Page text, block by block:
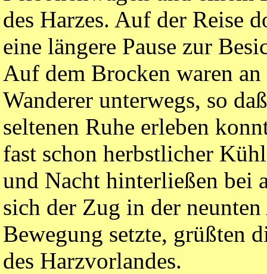
des Harzes. Auf der Reise
eine längere Pause zur
Auf dem Brocken waren
Wanderer unterwegs, so
seltenen Ruhe erleben
fast schon herbstlicher
und Nacht hinterließen bei
sich der Zug in der
Bewegung setzte, grüßten
des Harzvorlandes.